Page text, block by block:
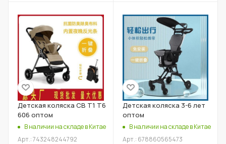
Детская коляска CB T1 T6
606 оптом
В наличии на складе в Китае
Арт.: 743248244792
Детская коляска 3-6 лет
оптом
В наличии на складе в Китае
Арт.: 678860565473